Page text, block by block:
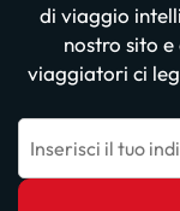
di viaggio
nostro sito
viaggiatori ci
Inserisci il tuo